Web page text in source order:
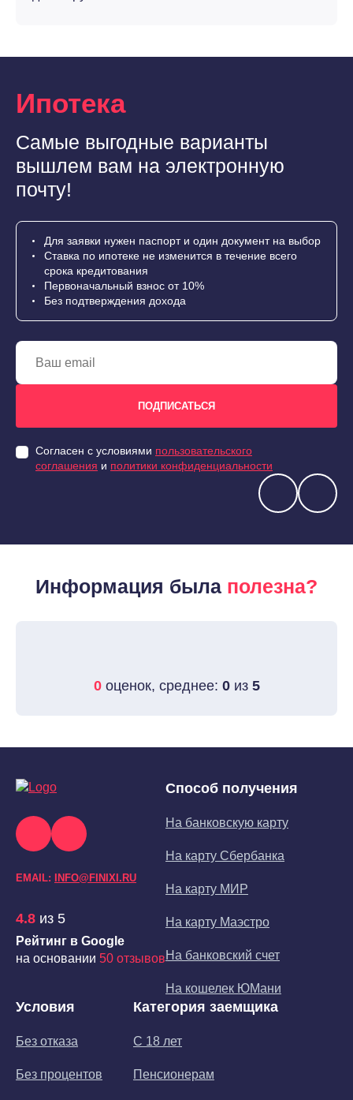
Ипотека
Самые выгодные варианты
вышлем вам на электронную
почту!
Для заявки нужен паспорт и один документ на выбор
Ставка по ипотеке не изменится в течение всего
срока кредитования
Первоначальный взнос от 10%
Без подтверждения дохода
Согласен с условиями пользовательского
соглашения и политики конфиденциальности
Информация была полезна?
0оценок, среднее: 0из 5
EMAIL: INFO@FINIXI.RU
4.8 из 5
Рейтинг в Google
на основании 50 отзывов
Способ получения
На банковскую карту
На карту Сбербанка
На карту МИР
На карту Маэстро
На банковский счет
На кошелек ЮМани
Условия
Без отказа
Без процентов
Категория заемщика
С 18 лет
Пенсионерам